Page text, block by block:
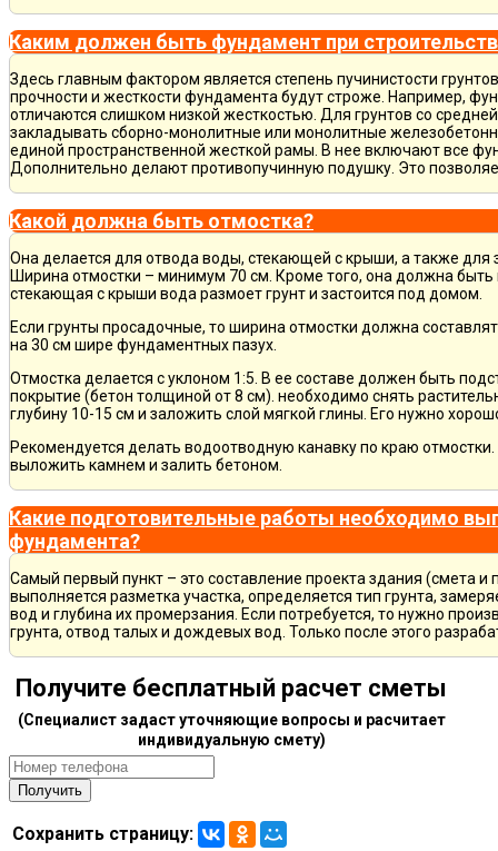
Каким должен быть фундамент при
Здесь главным фактором является степень пучинистости
прочности и жесткости фундамента будут строже. Например,
отличаются слишком низкой жесткостью. Для грунтов со
закладывать сборно-монолитные или монолитные
единой пространственной жесткой рамы. В нее включают все
Дополнительно делают противопучинную подушку. Это
Какой должна быть отмостка?
Она делается для отвода воды, стекающей с крыши, а также для
Ширина отмостки – минимум 70 см. Кроме того, она должна быть
стекающая с крыши вода размоет грунт и застоится под домом.
Если грунты просадочные, то ширина отмостки должна
на 30 см шире фундаментных пазух.
Отмостка делается с уклоном 1:5. В ее составе должен быть
покрытие (бетон толщиной от 8 см). необходимо снять
глубину 10-15 см и заложить слой мягкой глины. Его нужно
Рекомендуется делать водоотводную канавку по краю
выложить камнем и залить бетоном.
Какие подготовительные работы необходимо
фундамента?
Самый первый пункт – это составление проекта здания (смета
выполняется разметка участка, определяется тип грунта,
вод и глубина их промерзания. Если потребуется, то нужно
грунта, отвод талых и дождевых вод. Только после этого
Получите бесплатный расчет сметы
(Специалист задаст уточняющие вопросы и расчитает
индивидуальную смету)
Сохранить страницу: